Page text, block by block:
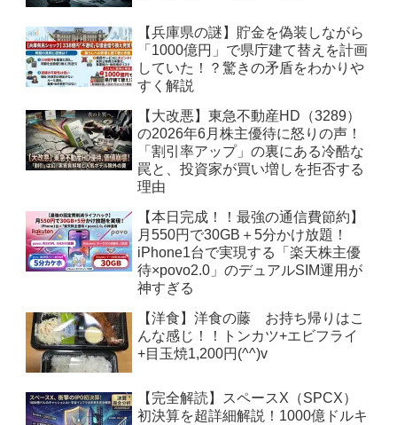
【兵庫県の謎】貯金を偽装しながら
「1000億円」で県庁建て替えを計画
していた！？驚きの矛盾をわかりや
すく解説
【大改悪】東急不動産HD（3289）
の2026年6月株主優待に怒りの声！
「割引率アップ」の裏にある冷酷な
罠と、投資家が買い増しを拒否する
理由
【本日完成！！最強の通信費節約】
月550円で30GB＋5分かけ放題！
iPhone1台で実現する「楽天株主優
待×povo2.0」のデュアルSIM運用が
神すぎる
【洋食】洋食の藤 お持ち帰りはこ
んな感じ！！トンカツ+エビフライ
+目玉焼1,200円(^^)v
【完全解読】スペースX（SPCX）
初決算を超詳細解説！1000億ドルキ